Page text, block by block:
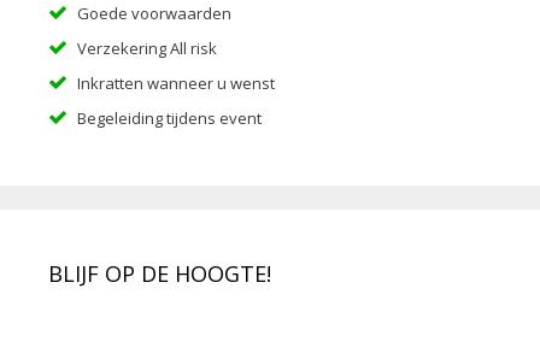
Goede voorwaarden
Verzekering All risk
Inkratten wanneer u wenst
Begeleiding tijdens event
BLIJF OP DE HOOGTE!